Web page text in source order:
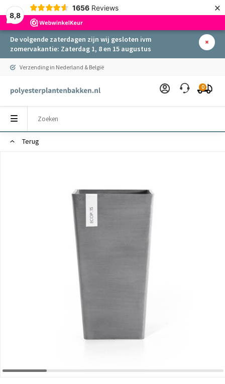
8,8
1656 Reviews ×
De volgende zaterdagen zijn wij gesloten ivm
zomervakantie: Zaterdag 1, 8 en 15 augustus
Verzending in Nederland & België
0
Terug